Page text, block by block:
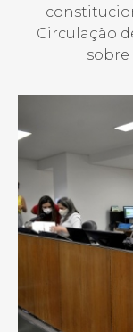
Circulação
sobre